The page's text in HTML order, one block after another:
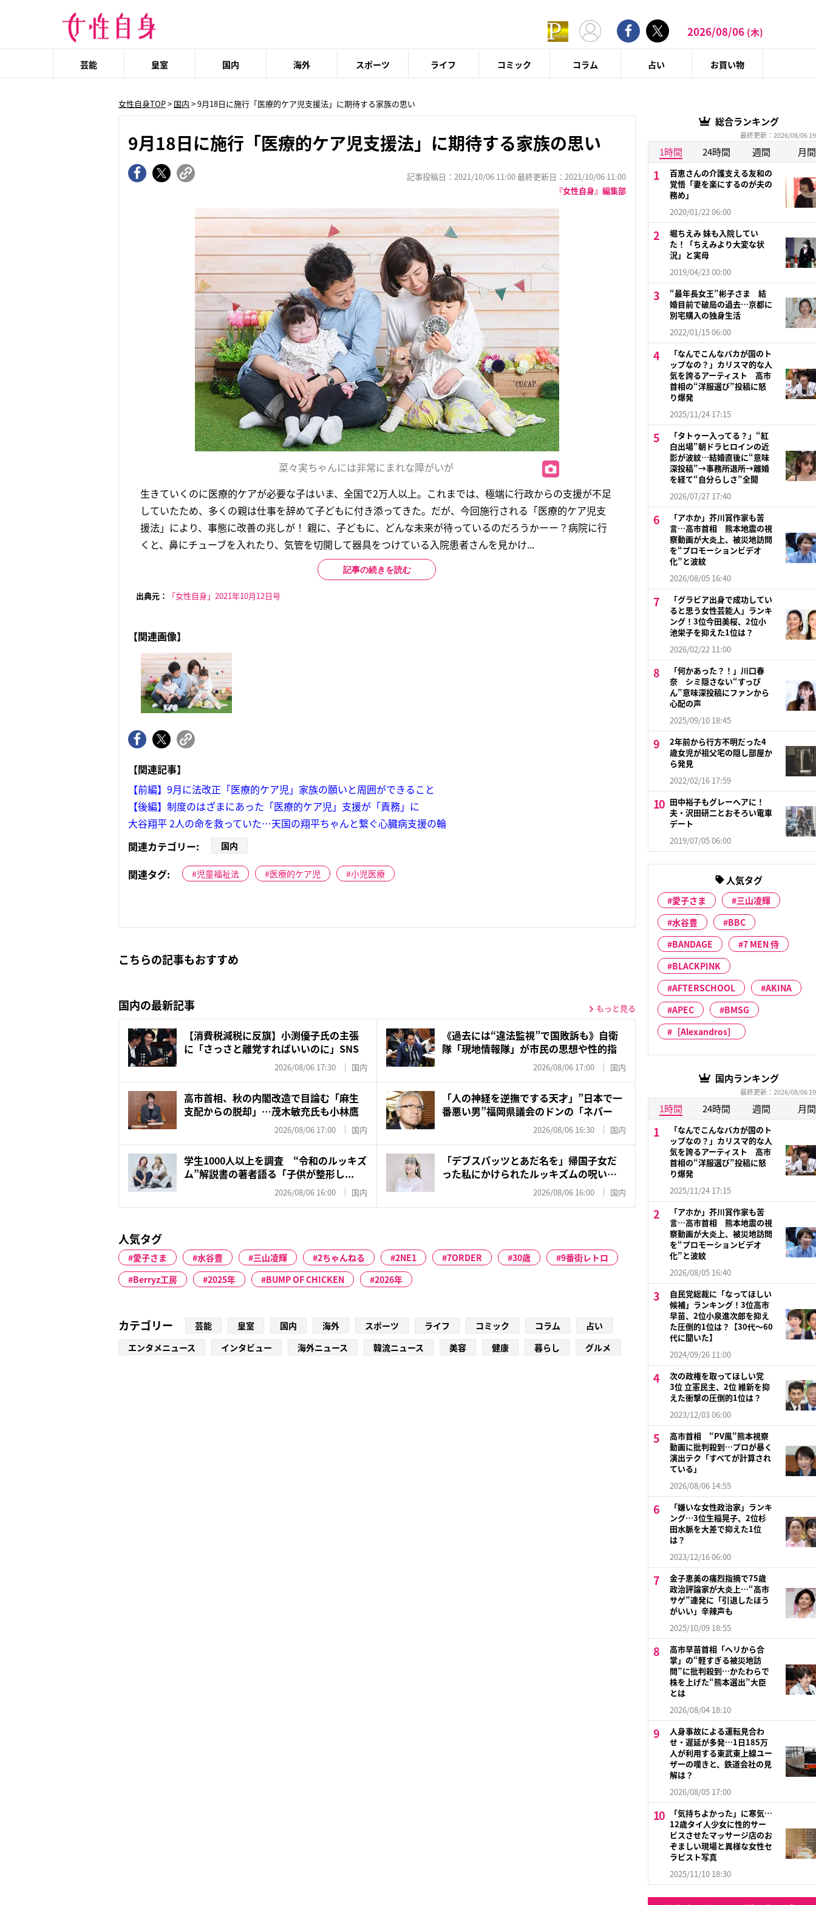
2026/08/06 (木)
芸能 皇室 国内 海外 スポーツ ライフ コミック コラム 占い お買い物
女性自身TOP> 国内 > 9月18日に施行「医療的ケア児支援法」に期待する家族の思い
9月18日に施行「医療的ケア児支援法」に期待する家族の思い
記事投稿日：2021/10/06 11:00 最終更新日：2021/10/06 11:00
『女性自身』編集部
菜々実ちゃんには非常にまれな障がいが
生きていくのに医療的ケアが必要な子はいま、全国で2万人以上。これまでは、極端に行政からの支援が不足
していたため、多くの親は仕事を辞めて子どもに付き添ってきた。だが、今回施行される「医療的ケア児支
援法」により、事態に改善の兆しが！ 親に、子どもに、どんな未来が待っているのだろうかーー？病院に行
くと、鼻にチューブを入れたり、気管を切開して器具をつけている入院患者さんを見かけ...
記事の続きを読む
出典元： 「女性自身」2021年10月12日号
【関連画像】
【関連記事】
【前編】9月に法改正「医療的ケア児」家族の願いと周囲ができること
【後編】制度のはざまにあった「医療的ケア児」支援が「責務」に
大谷翔平 2人の命を救っていた…天国の翔平ちゃんと繋ぐ心臓病支援の輪
関連カテゴリー:
国内
関連タグ: 児童福祉法 医療的ケア児 小児医療
こちらの記事もおすすめ
国内の最新記事 もっと見る
【消費税減税に反旗】小渕優子氏の主張
に「さっさと離党すればいいのに」SNS
2026/08/06 17:30 国内
《過去には“違法監視”で国敗訴も》自衛
隊「現地情報隊」が市民の思想や性的指
2026/08/06 17:00 国内
高市首相、秋の内閣改造で目論む「麻生
支配からの脱却」…茂木敏充氏も小林鷹
2026/08/06 17:00 国内
「人の神経を逆撫でする天才」”日本で一
番悪い男”福岡県議会のドンの「ネパー
2026/08/06 16:30 国内
学生1000人以上を調査 “令和のルッキズ
ム”解説書の著者語る「子供が整形し...
2026/08/06 16:00 国内
「デブスパッツとあだ名を」帰国子女だ
った私にかけられたルッキズムの呪い…
2026/08/06 16:00 国内
人気タグ
愛子さま 水谷豊 三山凌輝 2ちゃんねる 2NE1 7ORDER 30歳
9番街レトロ
Berryz工房
2025年 BUMP OF CHICKEN 2026年
カテゴリー 芸能 皇室 国内 海外 スポーツ ライフ コミック コラム
占い
エンタメニュース
インタビュー 海外ニュース 韓流ニュース 美容 健康 暮らし グルメ
総合ランキング
最終更新：2026/08/06
1時間 24時間 週間 月間
百恵さんの介護支える友和の
覚悟「妻を楽にするのが夫の
務め」
2020/01/22 06:00
堀ちえみ 妹も入院してい
た！「ちえみより大変な状
況」と実母
2019/04/23 00:00
“最年長女王”彬子さま 結
婚目前で破局の過去…京都に
別宅購入の独身生活
2022/01/15 06:00
「なんでこんなバカが国のト
ップなの？」カリスマ的な人
気を誇るアーティスト 高市
首相の“洋服選び”投稿に怒
り爆発
2025/11/24 17:15
「タトゥー入ってる？」“紅
白出場”朝ドラヒロインの近
影が波紋…結婚直後に“意味
深投稿”→事務所退所→離婚
を経て“自分らしさ”全開
2026/07/27 17:40
「アホか」芥川賞作家も苦
言…高市首相 熊本地震の視
察動画が大炎上、被災地訪問
を“プロモーションビデオ
化”と波紋
2026/08/05 16:40
「グラビア出身で成功してい
ると思う女性芸能人」ランキ
ング！3位今田美桜、2位小
池栄子を抑えた1位は？
2026/02/22 11:00
「何かあった？！」川口春
奈 シミ隠さない“すっぴ
ん”意味深投稿にファンから
心配の声
2025/09/10 18:45
2年前から行方不明だった4
歳女児が祖父宅の隠し部屋か
ら発見
2022/02/16 17:59
田中裕子もグレーヘアに！
夫・沢田研二とおそろい電車
デート
2019/07/05 06:00
人気タグ
愛子さま
三山凌輝
水谷豊
BBC
BANDAGE
7 MEN 侍
BLACKPINK
AFTERSCHOOL
AKINA
APEC
BMSG
［Alexandros］
国内ランキング
最終更新：2026/08/06
1時間 24時間 週間 月間
「なんでこんなバカが国のト
ップなの？」カリスマ的な人
気を誇るアーティスト 高市
首相の“洋服選び”投稿に怒
り爆発
2025/11/24 17:15
「アホか」芥川賞作家も苦
言…高市首相 熊本地震の視
察動画が大炎上、被災地訪問
を“プロモーションビデオ
化”と波紋
2026/08/05 16:40
自民党総裁に「なってほしい
候補」ランキング！3位高市
早苗、2位小泉進次郎を抑え
た圧倒的1位は？【30代〜60
代に聞いた】
2024/09/26 11:00
次の政権を取ってほしい党
3位 立憲民主、2位 維新を抑
えた衝撃の圧倒的1位は？
2023/12/03 06:00
高市首相 “PV風”熊本視察
動画に批判殺到…プロが暴く
演出テク「すべてが計算され
ている」
2026/08/06 14:55
「嫌いな女性政治家」ランキ
ング…3位生稲晃子、2位杉
田水脈を大差で抑えた1位
は？
2023/12/16 06:00
金子恵美の痛烈指摘で75歳
政治評論家が大炎上…“高市
サゲ”連発に「引退したほう
がいい」辛辣声も
2025/10/09 18:55
高市早苗首相「ヘリから合
掌」の“軽すぎる被災地訪
問”に批判殺到…かたわらで
株を上げた“熊本選出”大臣
とは
2026/08/04 18:10
人身事故による運転見合わ
せ・遅延が多発…1日185万
人が利用する東武東上線ユー
ザーの嘆きと、鉄道会社の見
解は？
2026/08/05 17:00
「気持ちよかった」に寒気…
12歳タイ人少女に性的サー
ビスさせたマッサージ店のお
ぞましい現場と異様な女性セ
ラピスト写真
2025/11/10 18:30